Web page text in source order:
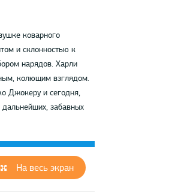
коварного
и склонностью к
нарядов. Харли
колющим взглядом.
Джокеру и сегодня,
забавных
На весь экран